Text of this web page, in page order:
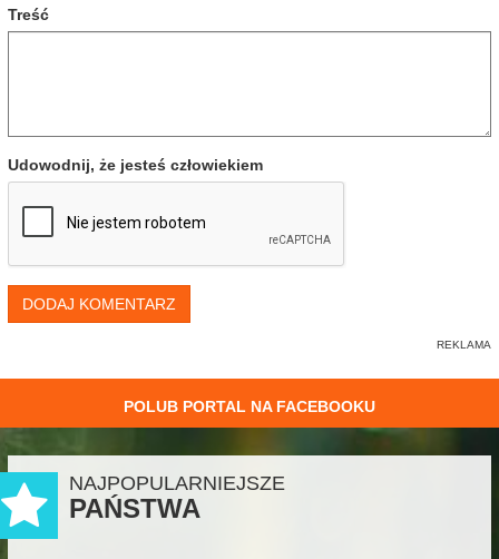
Treść
Udowodnij, że jesteś człowiekiem
DODAJ KOMENTARZ
POLUB PORTAL NA FACEBOOKU
NAJPOPULARNIEJSZE
PAŃSTWA